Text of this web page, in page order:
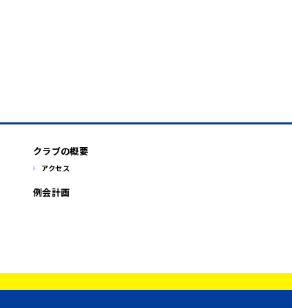
クラブの概要
アクセス
例会計画